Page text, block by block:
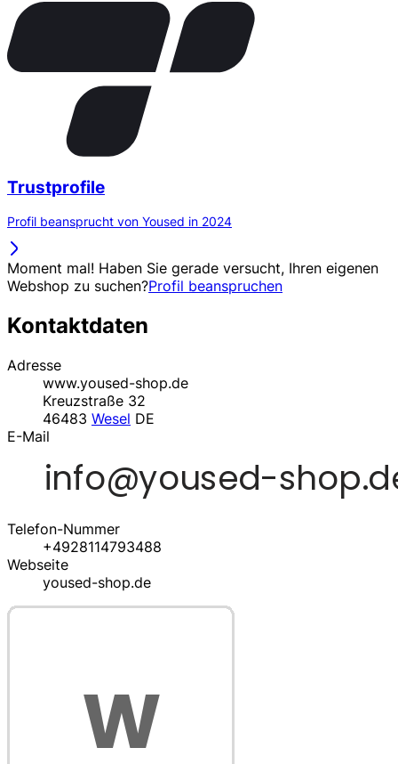
Trustprofile
Profil beansprucht von Yoused in 2024
Moment mal! Haben Sie gerade versucht, Ihren eigenen
Webshop zu suchen?Profil beanspruchen
Kontaktdaten
Adresse
www.yoused-shop.de
Kreuzstraße 32
46483 Wesel DE
E-Mail
Telefon-Nummer
+4928114793488
Webseite
yoused-shop.de